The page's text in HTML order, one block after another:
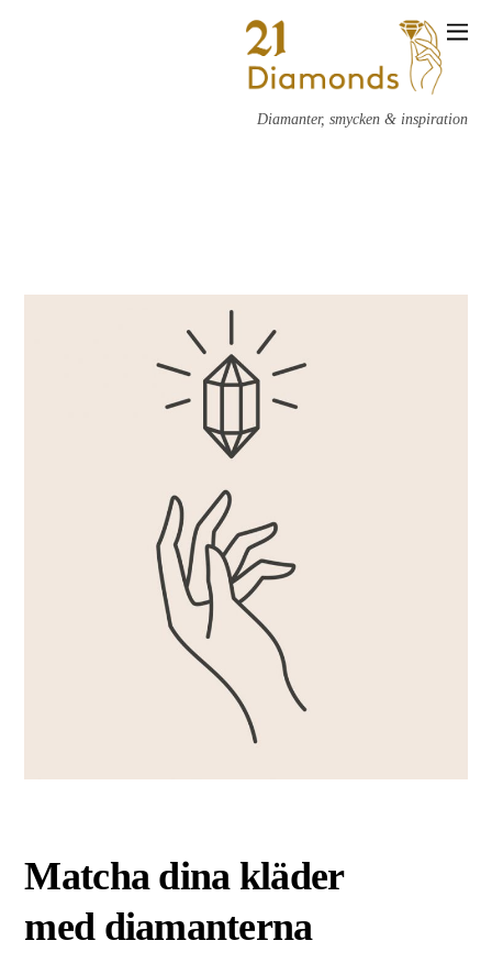
Diamanter, smycken & inspiration
Matcha dina kläder
med diamanterna